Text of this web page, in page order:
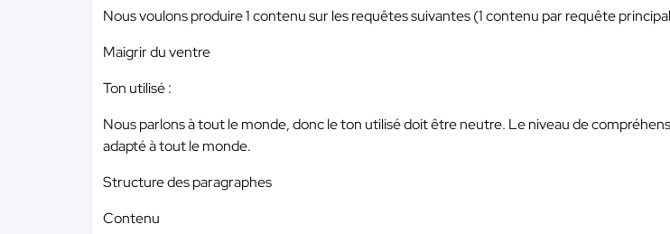
Nous voulons produire 1 contenu sur les requêtes suivantes (1 contenu par requête
Maigrir du ventre
Ton utilisé :
Nous parlons à tout le monde, donc le ton utilisé doit être neutre. Le niveau de
adapté à tout le monde.
Structure des paragraphes
Contenu